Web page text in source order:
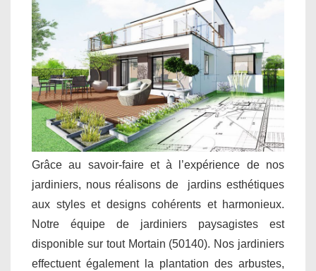
Grâce au savoir-faire et à l’expérience de nos
jardiniers, nous réalisons de jardins esthétiques
aux styles et designs cohérents et harmonieux.
Notre équipe de jardiniers paysagistes est
disponible sur tout Mortain (50140). Nos jardiniers
effectuent également la plantation des arbustes,